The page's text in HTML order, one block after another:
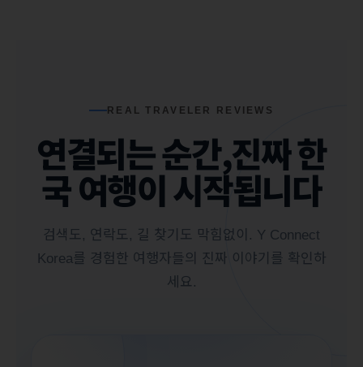
REAL TRAVELER REVIEWS
연결되는 순간,진짜 한
국 여행이 시작됩니다
검색도, 연락도, 길 찾기도 막힘없이. Y Connect
Korea를 경험한 여행자들의 진짜 이야기를 확인하
세요.